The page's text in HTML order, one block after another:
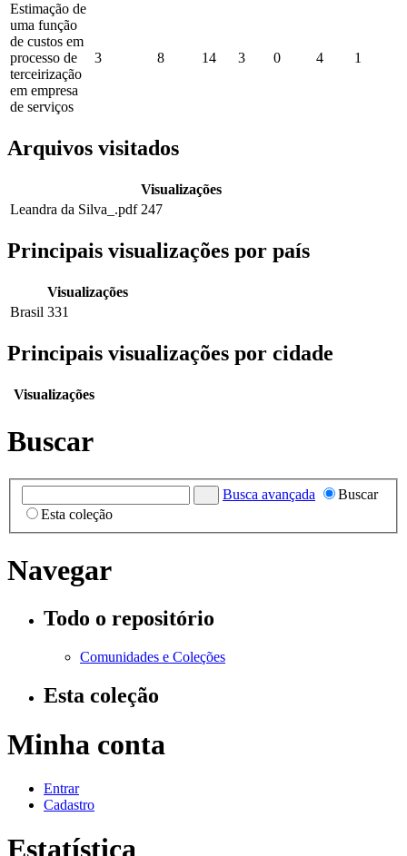
Estimação de
uma função
de custos em
processo de
terceirização
em empresa
de serviços
3 8 14 3 0 4 1
Arquivos visitados
Visualizações
Leandra da Silva_.pdf 247
Principais visualizações por país
Visualizações
Brasil 331
Principais visualizações por cidade
Visualizações
Buscar
Busca avançada
Buscar
Esta coleção
Navegar
Todo o repositório
Comunidades e Coleções
Esta coleção
Minha conta
Entrar
Cadastro
Estatística